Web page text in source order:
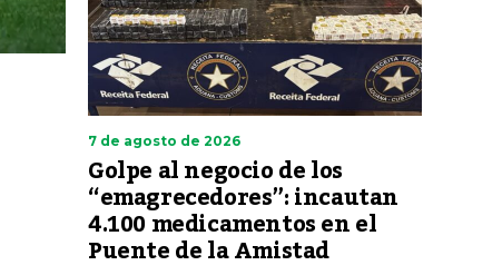
7 de agosto de 2026
Golpe al negocio de los
“emagrecedores”: incautan
4.100 medicamentos en el
Puente de la Amistad